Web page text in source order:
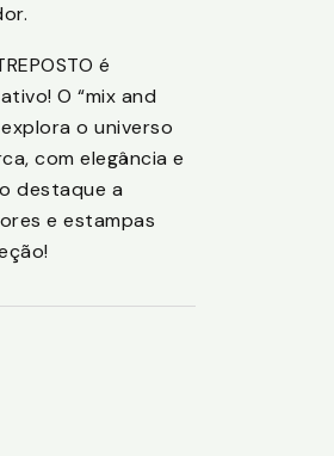
é
O “mix and
o universo
com elegância e
destaque a
e estampas